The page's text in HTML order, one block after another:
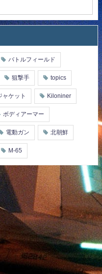
バトルフィールド
狙撃手 topics
ャケット Kiloniner
ボディアーマー
電動ガン 北朝鮮
M-65